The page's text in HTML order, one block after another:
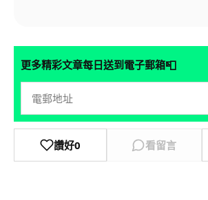
更多精彩文章每日送到電子郵箱📮
讚好0 看留言